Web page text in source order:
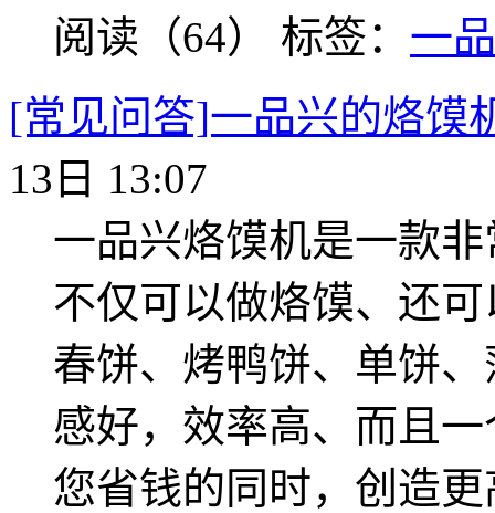
阅读（64） 标签： 一
[常见问答]一品兴的烙馍
13日 13:07
一品兴烙馍机是一款
不仅可以做烙馍、还
春饼、烤鸭饼、单饼
感好，效率高、而且
您省钱的同时，创造